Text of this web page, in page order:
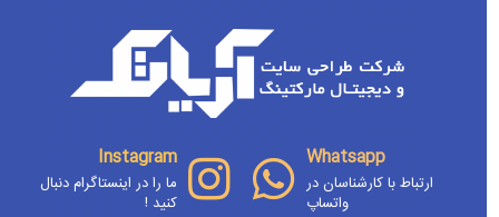
Whatsapp
ارتباط با کارشناسان در
واتساپ
Instagram
ما را در اینستاگرام دنبال
کنید !